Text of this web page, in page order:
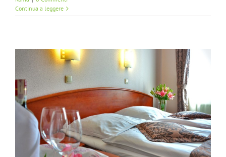
Continua a leggere